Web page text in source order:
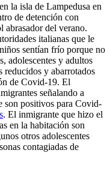
la isla de Lampedusa en
de detención con
abrasador del verano.
italianas que le
sentían frío porque no
adolescentes y adultos
reducidos y abarrotados
de Covid-19. El
señalando a
son positivos para Covid-
. El inmigrante que hizo el
en la habitación son
otros adolescentes
contagiadas de